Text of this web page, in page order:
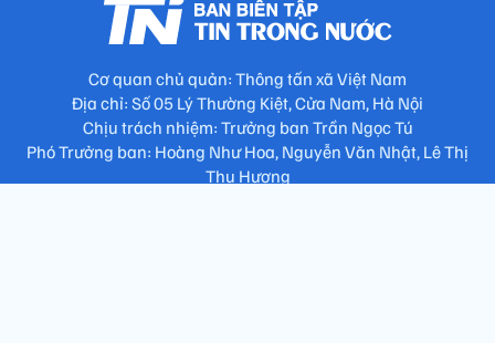
Cơ quan chủ quản: Thông tấn xã Việt Nam
Địa chỉ: Số 05 Lý Thường Kiệt, Cửa Nam, Hà Nội
Chịu trách nhiệm: Trưởng ban Trần Ngọc Tú
Phó Trưởng ban: Hoàng Như Hoa, Nguyễn Văn Nhật, Lê Thị
Thu Hương